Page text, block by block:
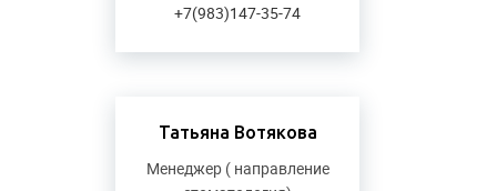
+7(983)147-35-74
Татьяна Вотякова
Менеджер ( направление